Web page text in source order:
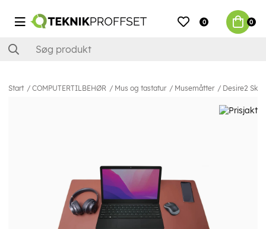
0 0
Start COMPUTERTILBEHØR Mus og tastatur Musemåtter Desire2